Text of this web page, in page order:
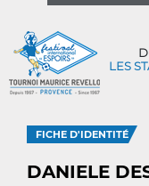
LES
FICHE D'IDENTITÉ
DANIELE